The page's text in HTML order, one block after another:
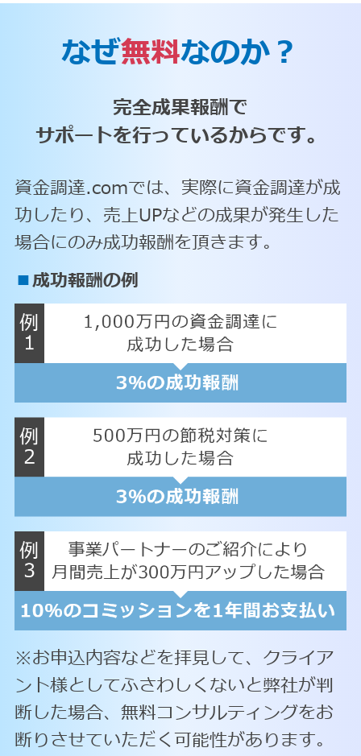
なぜ無料なのか？
完全成果報酬で
サポートを行っているからです。
資金調達.comでは、実際に資金調達が成
功したり、売上UPなどの成果が発生した
場合にのみ成功報酬を頂きます。
■成功報酬の例
※お申込内容などを拝見して、クライア
ント様としてふさわしくないと弊社が判
断した場合、無料コンサルティングをお
断りさせていただく可能性があります。